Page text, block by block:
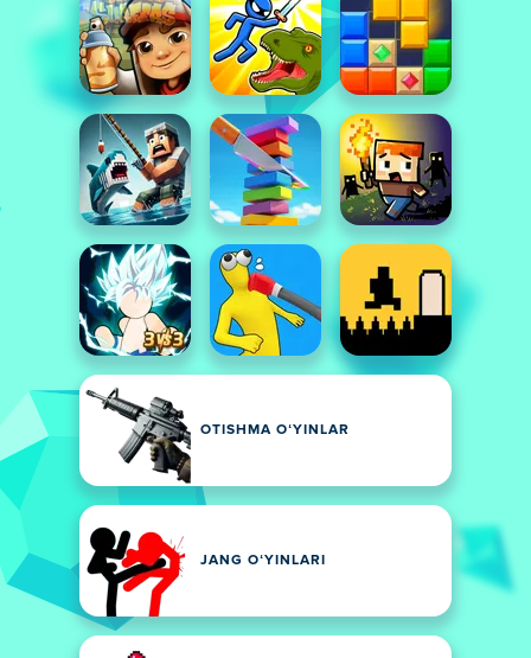
OTISHMA OʻYINLAR
JANG OʻYINLARI